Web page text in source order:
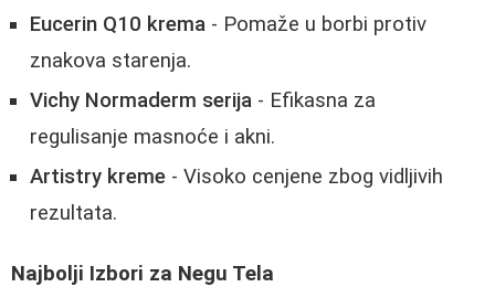
Eucerin Q10 krema - Pomaže u borbi protiv
znakova starenja.
Vichy Normaderm serija - Efikasna za
regulisanje masnoće i akni.
Artistry kreme - Visoko cenjene zbog vidljivih
rezultata.
Najbolji Izbori za Negu Tela